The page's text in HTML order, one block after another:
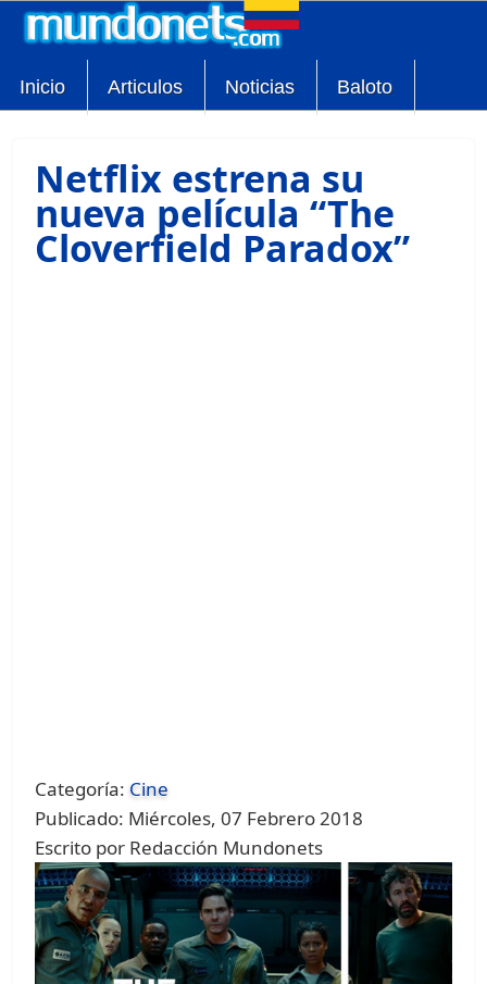
Inicio Articulos Noticias Baloto
Netflix estrena su
nueva película “The
Cloverfield Paradox”
Categoría: Cine
Publicado: Miércoles, 07 Febrero 2018
Escrito por Redacción Mundonets